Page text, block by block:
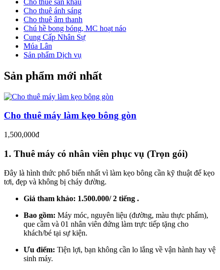
Cho thuê ánh sáng
Cho thuê âm thanh
Chú hề bong bóng, MC hoạt náo
Cung Cấp Nhân Sự
Múa Lân
Sản phẩm Dịch vụ
Sản phẩm mới nhất
Cho thuê máy làm kẹo bông gòn
1,500,000đ
1. Thuê máy có nhân viên phục vụ (Trọn gói)
Đây là hình thức phổ biến nhất vì làm kẹo bông cần kỹ thuật để kẹo
tơi, đẹp và không bị cháy đường.
Giá tham khảo: 1.500.000/ 2 tiếng .
Bao gồm: Máy móc, nguyên liệu (đường, màu thực phẩm),
que cầm và 01 nhân viên đứng làm trực tiếp tặng cho
khách/bé tại sự kiện.
Ưu điểm: Tiện lợi, bạn không cần lo lắng về vận hành hay vệ
sinh máy.